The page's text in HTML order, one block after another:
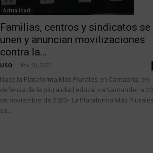
Actualidad
Familias, centros y sindicatos se
unen y anuncian movilizaciones
contra la...
USO Nov 10, 2020
Nace la Plataforma Más Plurales en Cantabria, en
defensa de la pluralidad educativa Santander a 10
de noviembre de 2020.- La Plataforma Más
se...